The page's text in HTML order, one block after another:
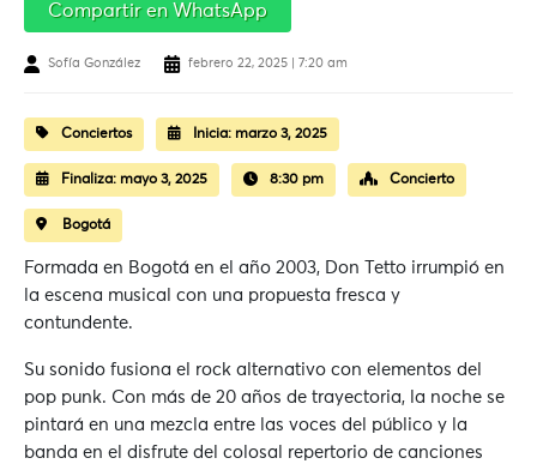
Compartir en WhatsApp
Sofía González febrero 22, 2025 | 7:20 am
Conciertos Inicia: marzo 3, 2025
Finaliza: mayo 3, 2025 8:30 pm Concierto
Bogotá
Formada en Bogotá en el año 2003, Don Tetto irrumpió en
la escena musical con una propuesta fresca y
contundente.
Su sonido fusiona el rock alternativo con elementos del
pop punk. Con más de 20 años de trayectoria, la noche se
pintará en una mezcla entre las voces del público y la
banda en el disfrute del colosal repertorio de canciones